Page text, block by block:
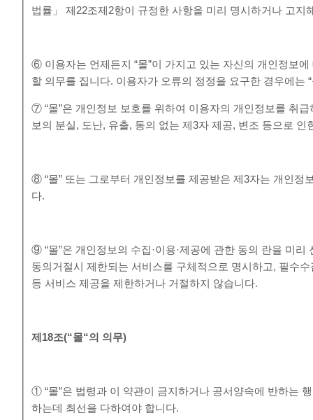
법률」 제22조제2항이 규정한 사항을 미리 명시하거나 고
⑥ 이용자는 언제든지 “몰”이 가지고 있는 자신의 개인정보
할 의무를 집니다. 이용자가 오류의 정정을 요구한 경우에는
⑦ “몰”은 개인정보 보호를 위하여 이용자의 개인정보를 취
보의 분실, 도난, 유출, 동의 없는 제3자 제공, 변조 등으로
⑧ “몰” 또는 그로부터 개인정보를 제공받은 제3자는 개인
다.
⑨ “몰”은 개인정보의 수집·이용·제공에 관한 동의 란을 미
동의거절시 제한되는 서비스를 구체적으로 명시하고, 필수
등 서비스 제공을 제한하거나 거절하지 않습니다.
제 18조(“몰“의 의무)
① “몰”은 법령과 이 약관이 금지하거나 공서양속에 반하는
하는데 최선을 다하여야 합니다.